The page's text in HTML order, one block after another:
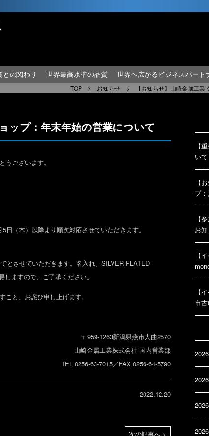
との関わり 世界最高水準の品質 世界へ広がるビジネスパート
TOP > お知らせ > 【お知らせ】山崎金属工
ップ：年末年始の営業について
ございます。
（木）以降より順次対応させていただきます。
とさせていただきます。名入れ、SILVER PLATED
ますので、ご了承ください。
と、お詫び申し上げます。
〒959-1263新潟県燕市大曲2570
山崎金属工業株式会社 国内営業部
TEL 0256-63-7015／FAX 0256-64-5790
2022.12.20
次の記事へ >
【
いて
【
プ
【
お
【
【
市